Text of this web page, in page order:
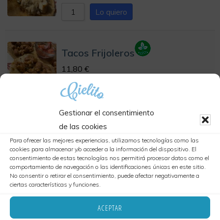
Gestionar el consentimiento
de las cookies
Para ofrecer las mejores experiencias, utilizamos tecnologías como las
cookies para almacenar y/o acceder a la información del dispositivo. El
consentimiento de estas tecnologías nos permitirá procesar datos como el
comportamiento de navegación o las identificaciones únicas en este sitio.
No consentir o retirar el consentimiento, puede afectar negativamente a
ciertas características y funciones.
ACEPTAR
Lo quiero
Tacos Frijoleros
11,80 €
Lo quiero
Tacos vegetarianos
12,00 €
Lo quiero
KalimAn